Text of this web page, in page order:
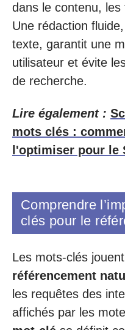
dans le contenu,
Une rédaction
texte, garantit une
utilisateur et évite
de recherche.
Lire également :
mots clés :
l'optimiser pour le
Comprendre
clés pour le
Les mots-clés
référencement
les requêtes des
affichés par les